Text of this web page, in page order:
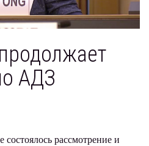
АДЗ
состоялось рассмотрение и